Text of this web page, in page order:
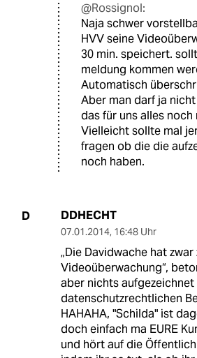
@Rossignol:
Naja schwer
HVV seine
30 min. speichert.
meldung kommen
Automatisch
Aber man darf ja
das für uns alles noch
Vielleicht sollte mal
fragen ob die die
noch haben.
D DDHECHT
07.01.2014, 16:48 Uhr
„Die Davidwache hat zwar
Videoüberwachung“,
aber nichts aufgezeichnet
datenschutzrechtlichen
HAHAHA, "Schilda" ist
doch einfach ma EURE
und hört auf die